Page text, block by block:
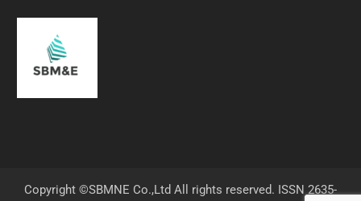
Copyright ©SBMNE Co.,Ltd All rights reserved. ISSN 2635-